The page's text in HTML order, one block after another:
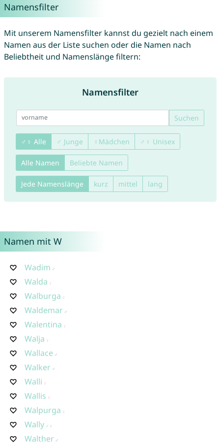
Namensfilter
Mit unserem Namensfilter kannst du gezielt nach einem
Namen aus der Liste suchen oder die Namen nach
Beliebtheit und Namenslänge filtern:
Namensfilter
Suchen
♂♀ Alle ♂ Junge ♀Mädchen ♂♀ Unisex
Alle Namen Beliebte Namen
Jede Namenslänge kurz mittel lang
Namen mit W
Wadim
Walda
Walburga
Waldemar
Walentina
Walja
Wallace
Walker
Walli
Wallis
Walpurga
Wally
Walther